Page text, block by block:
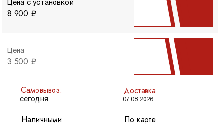
Цена с установкой
8 900 ₽
Цена
3 500 ₽
Самовывоз:
сегодня
Доставка
07.08.2026
Наличными По карте